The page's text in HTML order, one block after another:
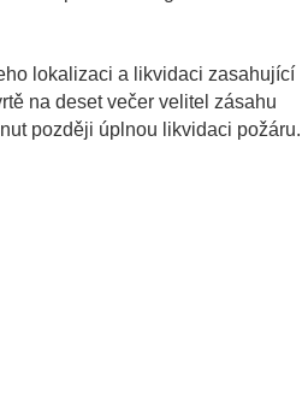
lokalizaci a likvidaci zasahující
na deset večer velitel zásahu
později úplnou likvidaci požáru.